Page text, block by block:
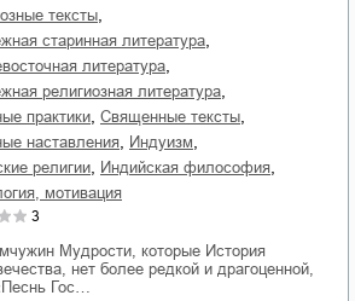
тексты
старинная литература
литература
религиозная литература
практики священные тексты
наставления индуизм
религии индийская философия
мотивация
3
Мудрости, которые История
нет более редкой и драгоценной,
Гос…